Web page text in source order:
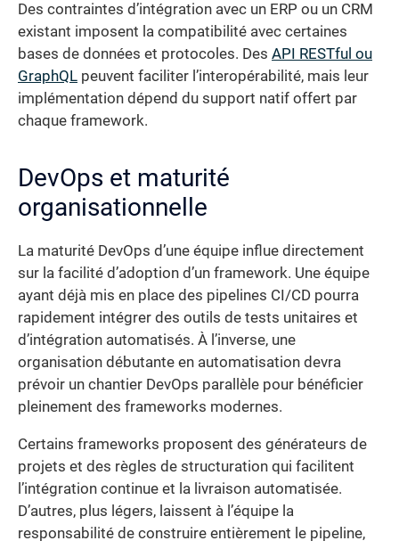
Des contraintes d’intégration avec un ERP ou un CRM
existant imposent la compatibilité avec certaines
bases de données et protocoles. Des API RESTful ou
GraphQL peuvent faciliter l’interopérabilité, mais leur
implémentation dépend du support natif offert par
chaque framework.
DevOps et maturité
organisationnelle
La maturité DevOps d’une équipe influe directement
sur la facilité d’adoption d’un framework. Une équipe
ayant déjà mis en place des pipelines CI/CD pourra
rapidement intégrer des outils de tests unitaires et
d’intégration automatisés. À l’inverse, une
organisation débutante en automatisation devra
prévoir un chantier DevOps parallèle pour bénéficier
pleinement des frameworks modernes.
Certains frameworks proposent des générateurs de
projets et des règles de structuration qui facilitent
l’intégration continue et la livraison automatisée.
D’autres, plus légers, laissent à l’équipe la
responsabilité de construire entièrement le pipeline,